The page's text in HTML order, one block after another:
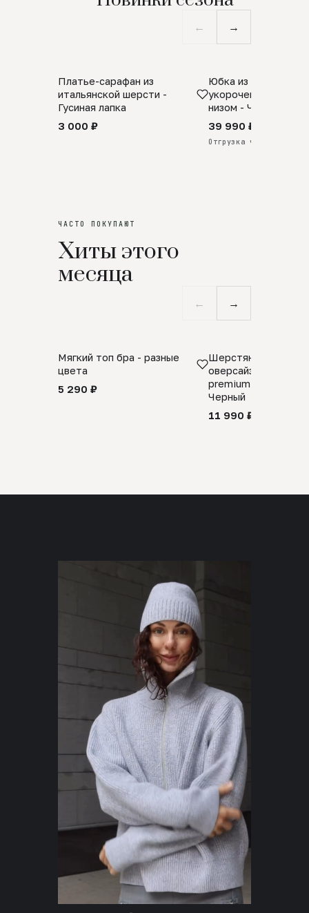
← →
SALE
Платье-сарафан из
итальянской шерсти -
Гусиная лапка
3 000 ₽
ПРЕДЗАКАЗ
Юбка из
укороченная с
низом - Черный
39 990 ₽
Отгрузка через 25 дней
ЧАСТО ПОКУПАЮТ
Хиты этого
месяца
← →
Мягкий топ бра - разные
цвета
5 290 ₽
Шерстяной свитер
оверсайз 100%
premium merino
Черный
11 990 ₽